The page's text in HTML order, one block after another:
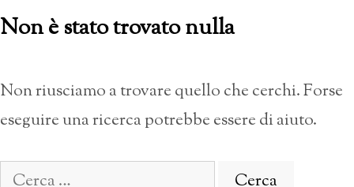
Non è stato trovato nulla
Non riusciamo a trovare quello che cerchi. Forse
eseguire una ricerca potrebbe essere di aiuto.
Ricerca